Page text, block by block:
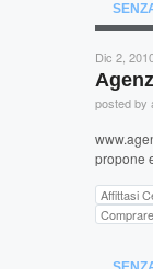
Dic 2,
posted by
propone
Affittasi